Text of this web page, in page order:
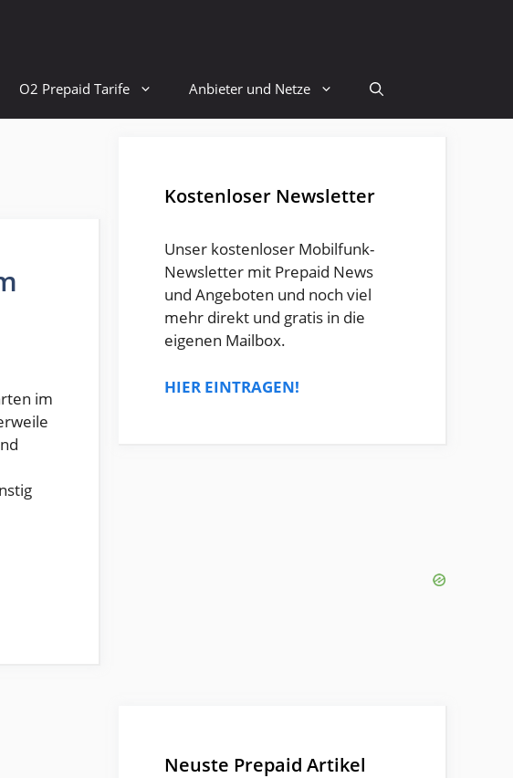
O2 Prepaid Tarife Anbieter und Netze
im
Kostenloser Newsletter
Unser kostenloser Mobilfunk-
Newsletter mit Prepaid News
und Angeboten und noch viel
mehr direkt und gratis in die
eigenen Mailbox.
HIER EINTRAGEN!
Neuste Prepaid Artikel